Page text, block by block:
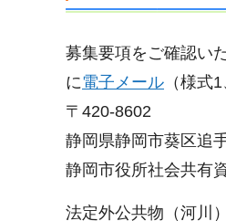
募集要項をご確認い
に電子メール （様式
〒420-8602
静岡県静岡市葵区追
静岡市役所社会共有
法定外公共物（河川